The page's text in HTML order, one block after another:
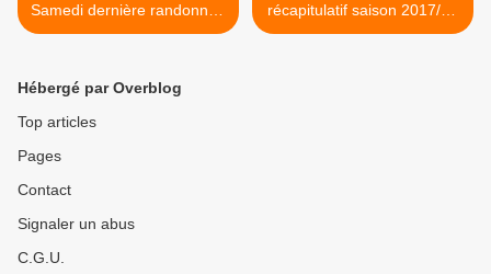
Samedi dernière randonnée
du séjour
récapitulatif saison 2017/18
>
Hébergé par Overblog
Top articles
Pages
Contact
Signaler un abus
C.G.U.